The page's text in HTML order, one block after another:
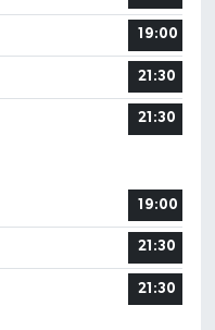
19:00
21:30
21:30
19:00
21:30
21:30